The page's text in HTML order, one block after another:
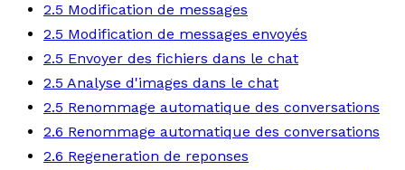
2.5 Modification de messages
2.5 Modification de messages envoyés
2.5 Envoyer des fichiers dans le chat
2.5 Analyse d'images dans le chat
2.5 Renommage automatique des conversations
2.6 Renommage automatique des conversations
2.6 Regeneration de reponses